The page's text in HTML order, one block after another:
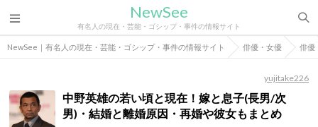
NewSee
有名人の現在・芸能・ゴシップ・事件の情報サイト
NewSee｜有名人の現在・芸能・ゴシップ・事件の情報サイト 俳優・女優 俳優
yujitake226
中野英雄の若い頃と現在！嫁と息子(長男/次
男)・結婚と離婚原因・再婚や彼女もまとめ